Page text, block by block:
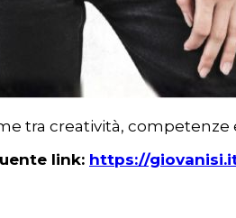
tra creatività,
link: https://